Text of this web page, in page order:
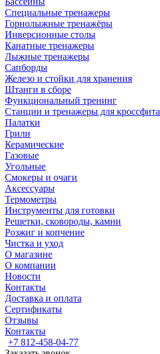
Специальные тренажеры
Горнолыжные тренажёры
Инверсионные столы
Канатные тренажеры
Лыжные тренажеры
Сапборды
Железо и стойки для хранения
Штанги в сборе
Функциональный тренинг
Станции и тренажеры для кроссфита
Палатки
Грили
Керамические
Газовые
Угольные
Смокеры и очаги
Аксессуары
Термометры
Инструменты для готовки
Решетки, сковороды, камни
Розжиг и копчение
Чистка и уход
О магазине
О компании
Новости
Контакты
Доставка и оплата
Сертификаты
Отзывы
Контакты
+7 812-458-04-77